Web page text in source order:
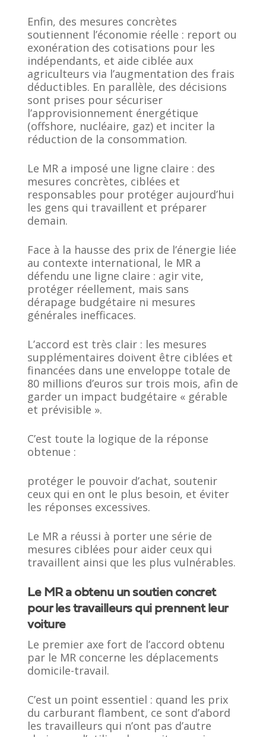
Enfin, des mesures concrètes
soutiennent l’économie réelle : report ou
exonération des cotisations pour les
indépendants, et aide ciblée aux
agriculteurs via l’augmentation des frais
déductibles. En parallèle, des décisions
sont prises pour sécuriser
l’approvisionnement énergétique
(offshore, nucléaire, gaz) et inciter la
réduction de la consommation.
Le MR a imposé une ligne claire : des
mesures concrètes, ciblées et
responsables pour protéger aujourd’hui
les gens qui travaillent et préparer
demain.
Face à la hausse des prix de l’énergie liée
au contexte international, le MR a
défendu une ligne claire : agir vite,
protéger réellement, mais sans
dérapage budgétaire ni mesures
générales inefficaces.
L’accord est très clair : les mesures
supplémentaires doivent être ciblées et
financées dans une enveloppe totale de
80 millions d’euros sur trois mois, afin de
garder un impact budgétaire « gérable
et prévisible ».
C’est toute la logique de la réponse
obtenue :
protéger le pouvoir d’achat, soutenir
ceux qui en ont le plus besoin, et éviter
les réponses excessives.
Le MR a réussi à porter une série de
mesures ciblées pour aider ceux qui
travaillent ainsi que les plus vulnérables.
Le MR a obtenu un soutien concret
pour les travailleurs qui prennent leur
voiture
Le premier axe fort de l’accord obtenu
par le MR concerne les déplacements
domicile-travail.
C’est un point essentiel : quand les prix
du carburant flambent, ce sont d’abord
les travailleurs qui n’ont pas d’autre